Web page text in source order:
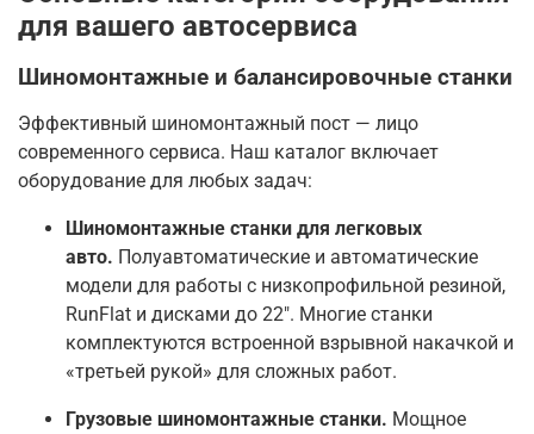
для вашего автосервиса
Шиномонтажные и балансировочные станки
Эффективный шиномонтажный пост — лицо
современного сервиса. Наш каталог включает
оборудование для любых задач:
Шиномонтажные станки для легковых
авто. Полуавтоматические и автоматические
модели для работы с низкопрофильной резиной,
RunFlat и дисками до 22″. Многие станки
комплектуются встроенной взрывной накачкой и
«третьей рукой» для сложных работ.
Грузовые шиномонтажные станки. Мощное